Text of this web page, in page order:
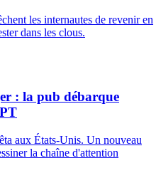
les internautes de revenir en
dans les clous.
: la pub débarque
aux États-Unis. Un nouveau
la chaîne d'attention